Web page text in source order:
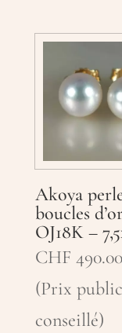
Akoya
boucles
OJ18K –
CHF 490.00
(Prix public
conseillé)